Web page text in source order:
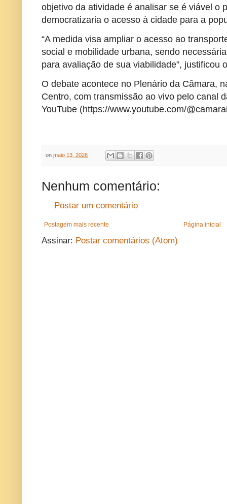
objetivo da atividade é analisar se é viável o
democratizaria o acesso à cidade para a
“A medida visa ampliar o acesso ao
social e mobilidade urbana, sendo
para avaliação de sua viabilidade”, justificou
O debate acontece no Plenário da Câmara,
Centro, com transmissão ao vivo pelo canal
YouTube (https://www.youtube.com/
onmaio 13, 2026
Nenhum comentário:
Postar um comentário
Postagem mais recente Página inicial
Assinar: Postar comentários (Atom)